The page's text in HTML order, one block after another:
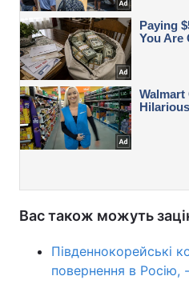
Вас також можуть
Південнокорейські
повернення в Росію,